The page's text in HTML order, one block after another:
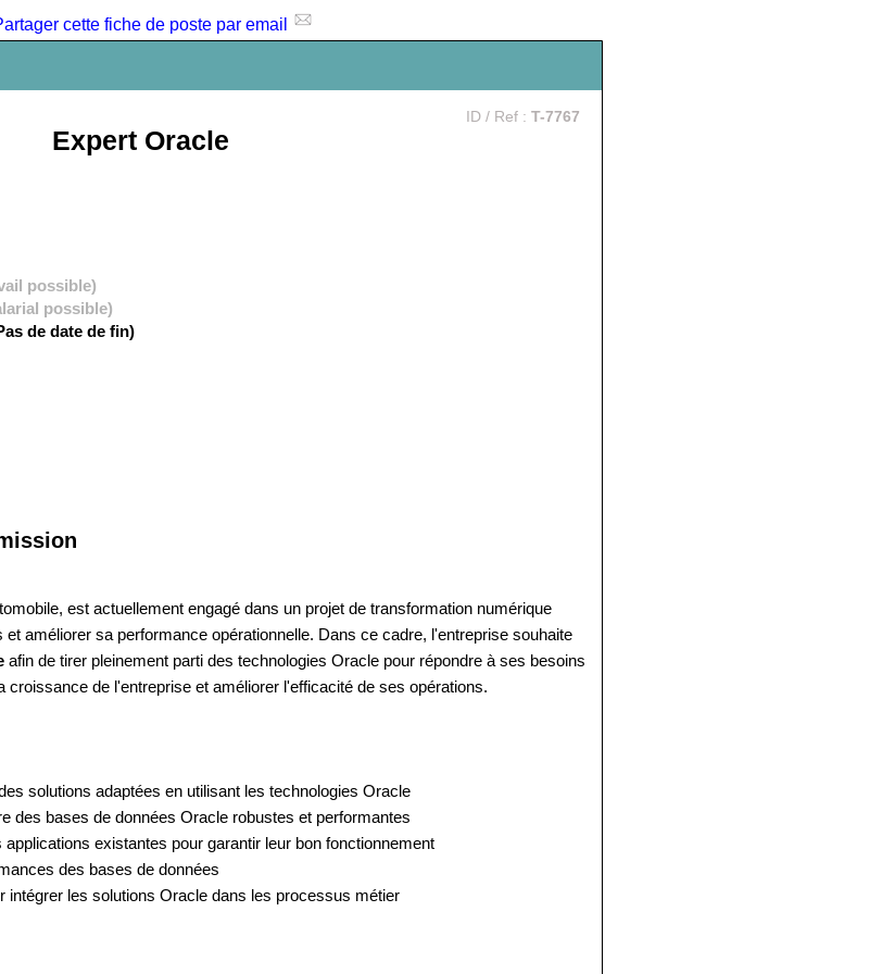
cette fiche de poste par email
ID / Ref : T-7767
Expert Oracle
possible)
possible)
de date de fin)
est actuellement engagé dans un projet de transformation numérique
améliorer sa performance opérationnelle. Dans ce cadre, l'entreprise souhaite
afin de tirer pleinement parti des technologies Oracle pour répondre à ses besoins
de l'entreprise et améliorer l'efficacité de ses opérations.
solutions adaptées en utilisant les technologies Oracle
des bases de données Oracle robustes et performantes
existantes pour garantir leur bon fonctionnement
des bases de données
intégrer les solutions Oracle dans les processus métier